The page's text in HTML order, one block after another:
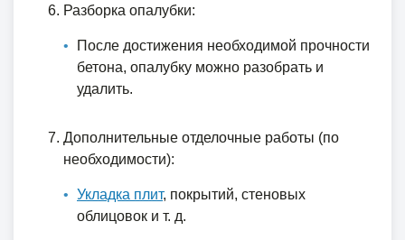
Разборка опалубки:
После достижения необходимой прочности
бетона, опалубку можно разобрать и
удалить.
Дополнительные отделочные работы (по
необходимости):
Укладка плит, покрытий, стеновых
облицовок и т. д.